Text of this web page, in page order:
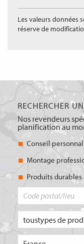
Les valeurs données
réserve de
RECHERCHER
Nos revendeurs
planification au
Conseil
Montage
Produits